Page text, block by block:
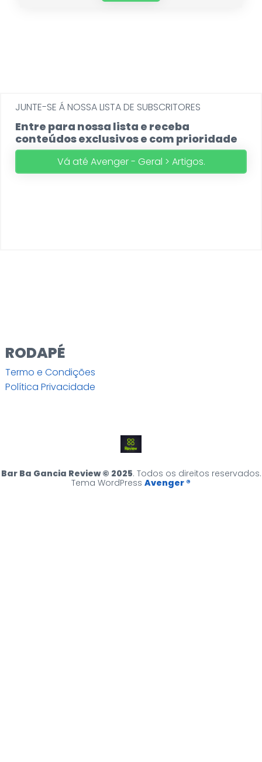
JUNTE-SE Á NOSSA LISTA DE SUBSCRITORES
Entre para nossa lista e receba
conteúdos exclusivos e com prioridade
Vá até Avenger - Geral > Artigos.
RODAPÉ
Termo e Condições
Política Privacidade
Bar Ba Gancia Review © 2025. Todos os direitos reservados.
Tema WordPress Avenger ®